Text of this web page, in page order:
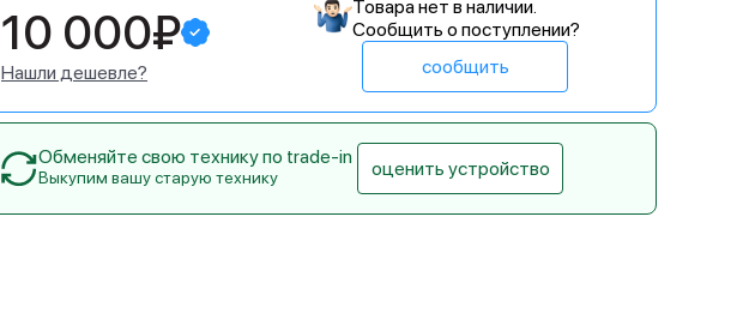
10 000₽
Нашли дешевле?
Товара нет в наличии.
Сообщить о поступлении?
сообщить
Обменяйте свою технику по trade-in
Выкупим вашу старую технику оценить устройство